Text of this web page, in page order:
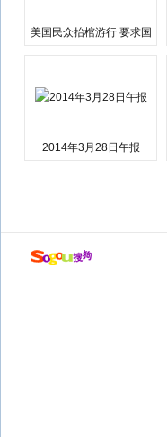
美国民众抬棺游行 要求国
2014年3月28日午报